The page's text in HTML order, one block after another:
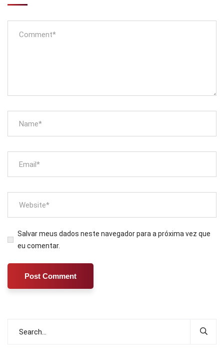
Salvar meus dados neste navegador para a próxima vez que
eu comentar.